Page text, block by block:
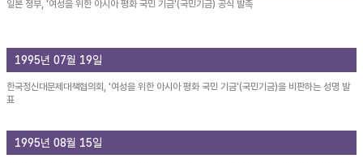
일본 정부, '여성을 위한 아시아 평화 국민 기금'(국민기금) 공식 발족
1995년 07월 19일
한국정신대문제대책협의회, '여성을 위한 아시아 평화 국민 기금'(국민기금)을 비판하는 성명 발
표
1995년 08월 15일